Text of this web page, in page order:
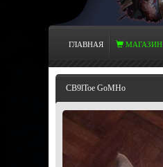
ГЛАВНАЯ МАГАЗИН
CB9lToe GoMHo